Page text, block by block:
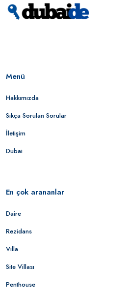
Menü
Hakkımızda
Sıkça Sorulan Sorular
İletişim
Dubai
En çok arananlar
Daire
Rezidans
Villa
Site Villası
Penthouse